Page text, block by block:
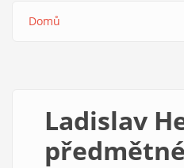
Domů
Ladislav